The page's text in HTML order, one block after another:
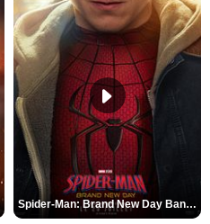
Spider-Man: Brand New Day Bande-annonce VO STFR